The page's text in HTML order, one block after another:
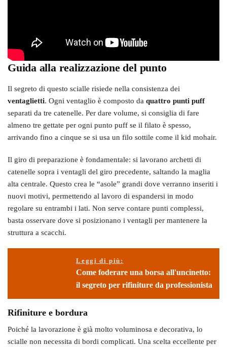
Guida alla realizzazione del punto
Il segreto di questo scialle risiede nella consistenza dei
ventaglietti. Ogni ventaglio è composto da quattro punti puff
separati da tre catenelle. Per dare volume, si consiglia di fare
almeno tre gettate per ogni punto puff se il filato è spesso,
arrivando fino a cinque se si usa un filo sottile come il kid mohair.
Il giro di preparazione è fondamentale: si lavorano archetti di
catenelle sopra i ventagli del giro precedente, saltando la maglia
alta centrale. Questo crea le “asole” grandi dove verranno inseriti i
nuovi motivi, permettendo al lavoro di espandersi in modo
regolare su entrambi i lati. Non serve contare punti complessi,
basta osservare dove si posizionano i ventagli per mantenere la
struttura a scacchi.
Leggi di più:
Come foderare una borsa all'uncinetto:
il segreto per rifiniture da professionista
Rifiniture e bordura
Poiché la lavorazione è già molto voluminosa e decorativa, lo
scialle non necessita di bordi complicati. Una scelta eccellente per